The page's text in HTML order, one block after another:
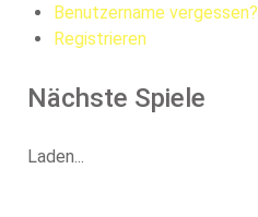
Benutzername vergessen?
Registrieren
Nächste Spiele
Laden...